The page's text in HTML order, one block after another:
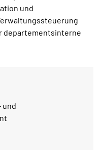
und
departementsinterne
und